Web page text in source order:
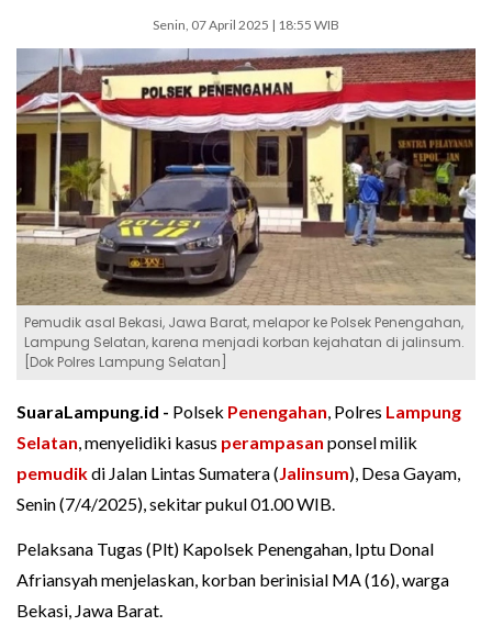
Senin, 07 April 2025 | 18:55 WIB
Pemudik asal Bekasi, Jawa Barat, melapor ke Polsek Penengahan,
Lampung Selatan, karena menjadi korban kejahatan di jalinsum.
[Dok Polres Lampung Selatan]
SuaraLampung.id - Polsek Penengahan, Polres Lampung
Selatan, menyelidiki kasus perampasan ponsel milik
pemudikdi Jalan Lintas Sumatera (Jalinsum), Desa Gayam,
Senin (7/4/2025), sekitar pukul 01.00 WIB.
Pelaksana Tugas (Plt) Kapolsek Penengahan, Iptu Donal
Afriansyah menjelaskan, korban berinisial MA (16), warga
Bekasi, Jawa Barat.